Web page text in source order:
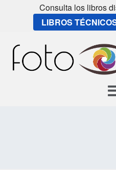
Consulta los libros
LIBROS
content